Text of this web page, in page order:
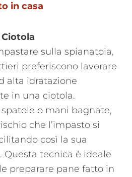
in casa
sulla spianatoia,
preferiscono lavorare
alta idratazione
in una ciotola.
o mani bagnate,
che l’impasto si
così la sua
Questa tecnica è ideale
preparare pane fatto in